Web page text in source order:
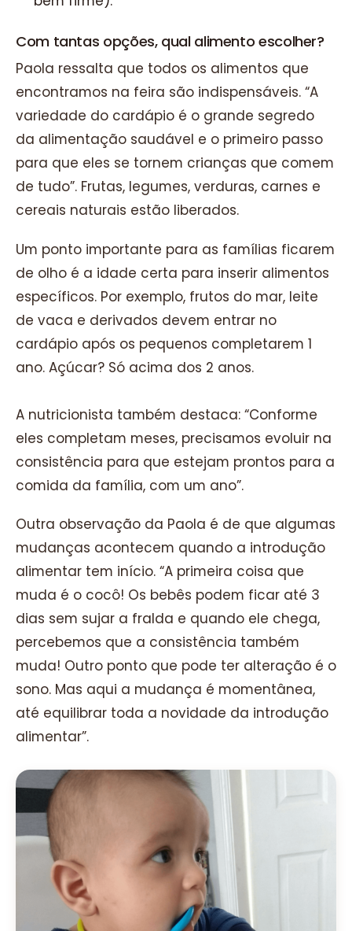
Com tantas opções, qual alimento escolher?
Paola ressalta que todos os alimentos que
encontramos na feira são indispensáveis. “A
variedade do cardápio é o grande segredo
da alimentação saudável e o primeiro passo
para que eles se tornem crianças que comem
de tudo”. Frutas, legumes, verduras, carnes e
cereais naturais estão liberados.
Um ponto importante para as famílias ficarem
de olho é a idade certa para inserir alimentos
específicos. Por exemplo, frutos do mar, leite
de vaca e derivados devem entrar no
cardápio após os pequenos completarem 1
ano. Açúcar? Só acima dos 2 anos.
A nutricionista também destaca: “Conforme
eles completam meses, precisamos evoluir na
consistência para que estejam prontos para a
comida da família, com um ano”.
Outra observação da Paola é de que algumas
mudanças acontecem quando a introdução
alimentar tem início. “A primeira coisa que
muda é o cocô! Os bebês podem ficar até 3
dias sem sujar a fralda e quando ele chega,
percebemos que a consistência também
muda! Outro ponto que pode ter alteração é o
sono. Mas aqui a mudança é momentânea,
até equilibrar toda a novidade da introdução
alimentar”.